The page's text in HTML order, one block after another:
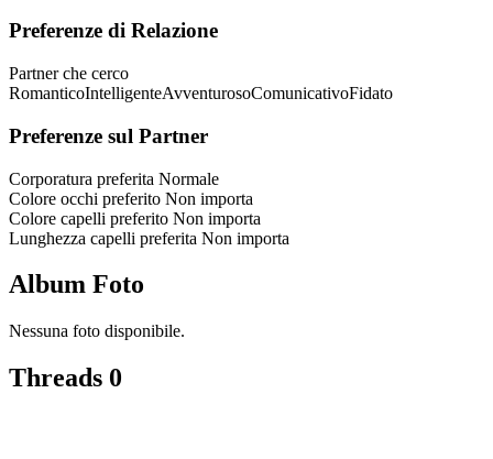
Preferenze di Relazione
Partner che cerco
RomanticoIntelligenteAvventurosoComunicativoFidato
Preferenze sul Partner
Corporatura preferita Normale
Colore occhi preferito Non importa
Colore capelli preferito Non importa
Lunghezza capelli preferita Non importa
Album Foto
Nessuna foto disponibile.
Threads 0